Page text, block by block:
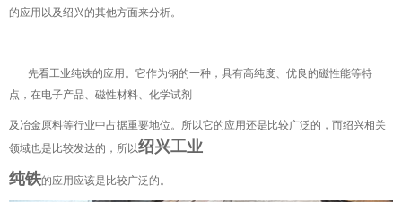
的应用以及绍兴的其他方面来分析。
先看工业纯铁的应用。它作为钢的一种，具有高纯度、优良的磁性能等特
点，在电子产品、磁性材料、化学试剂
及冶金原料等行业中占据重要地位。所以它的应用还是比较广泛的，而绍兴相关
领域也是比较发达的，所以绍兴工业
纯铁的应用应该是比较广泛的。